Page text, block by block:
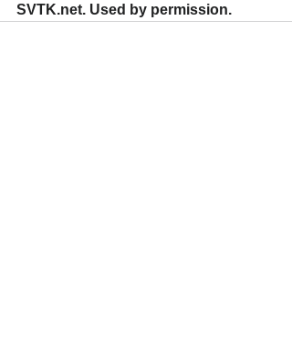
SVTK.net. Used by permission.